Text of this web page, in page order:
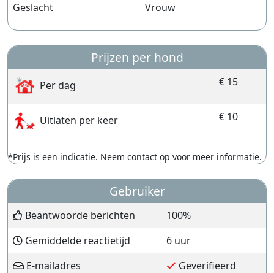
Geslacht
Vrouw
Prijzen per hond
Per dag € 15
Uitlaten per keer € 10
*Prijs is een indicatie. Neem contact op voor meer informatie.
Gebruiker
Beantwoorde berichten
100%
Gemiddelde reactietijd
6 uur
E-mailadres
Geverifieerd